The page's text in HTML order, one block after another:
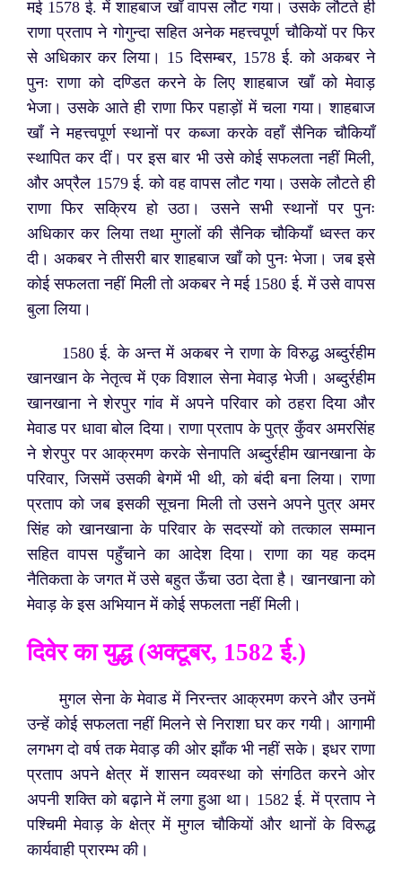
मई 1578 ई. में शाहबाज खाँ वापस लौट गया। उसके लौटते ही
राणा प्रताप ने गोगुन्दा सहित अनेक महत्त्वपूर्ण चौकियों पर फिर
से अधिकार कर लिया। 15 दिसम्बर, 1578 ई. को अकबर ने
पुनः राणा को दण्डित करने के लिए शाहबाज खाँ को मेवाड़
भेजा। उसके आते ही राणा फिर पहाड़ों में चला गया। शाहबाज
खाँ ने महत्त्वपूर्ण स्थानों पर कब्जा करके वहाँ सैनिक चौकियाँ
स्थापित कर दीं। पर इस बार भी उसे कोई सफलता नहीं मिली,
और अप्रैल 1579 ई. को वह वापस लौट गया।उसके लौटते ही
राणा फिर सक्रिय हो उठा। उसने सभी स्थानों पर पुनः
अधिकार कर लिया तथा मुगलों की सैनिक चौकियाँ ध्वस्त कर
दी। अकबर ने तीसरी बार शाहबाज खाँ को पुनः भेजा। जब इसे
कोई सफलता नहीं मिली तो अकबर ने मई 1580 ई. में उसे वापस
बुला लिया।
1580 ई. के अन्त में अकबर ने राणा के विरुद्ध अब्दुर्रहीम
खानखान के नेतृत्व में एक विशाल सेना मेवाड़ भेजी। अब्दुर्रहीम
खानखाना ने शेरपुर गांव में अपने परिवार को ठहरा दिया और
मेवाड पर धावा बोल दिया। राणा प्रताप के पुत्र कुँवर अमरसिंह
ने शेरपुर पर आक्रमण करके सेनापति अब्दुर्रहीम खानखाना के
परिवार, जिसमें उसकी बेगमें भी थी, को बंदी बना लिया। राणा
प्रताप को जब इसकी सूचना मिली तो उसने अपने पुत्र अमर
सिंह को खानखाना के परिवार के सदस्यों को तत्काल सम्मान
सहित वापस पहुँचाने का आदेश दिया। राणा का यह कदम
नैतिकता के जगत में उसे बहुत ऊँचा उठा देता है। खानखाना को
मेवाड़ के इस अभियान में कोई सफलता नहीं मिली।
दिवेर का युद्ध (अक्टूबर, 1582 ई.)
मुगल सेना के मेवाड में निरन्तर आक्रमण करने और उनमें
उन्हें कोई सफलता नहीं मिलने से निराशा घर कर गयी। आगामी
लगभग दो वर्ष तक मेवाड़ की ओर झाँक भी नहीं सके। इधर राणा
प्रताप अपने क्षेत्र में शासन व्यवस्था को संगठित करने ओर
अपनी शक्ति को बढ़ाने में लगा हुआ था। 1582 ई. में प्रताप ने
पश्चिमी मेवाड़ के क्षेत्र में मुगल चौकियों और थानों के विरूद्ध
कार्यवाही प्रारम्भ की।